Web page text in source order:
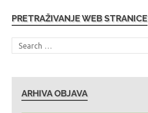
PRETRAŽIVANJE WEB STRANICE
ARHIVA OBJAVA